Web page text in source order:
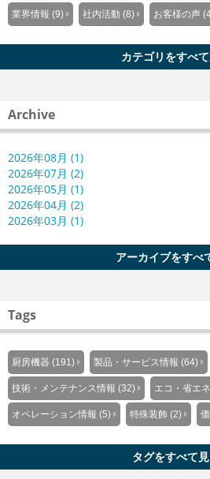
業界情報 (9) 社内活動 (8) お客様の声
カテゴリをすべ
Archive
2026年08月 (1)
2026年07月 (2)
2026年05月 (1)
2026年04月 (2)
2026年03月 (1)
アーカイブをすべ
Tags
厨房機器 (191) 製品・サービス情報 (64)
技術・メンテナンス情報 (32) エコ・省エ
オペレーション情報 (5) 特殊装飾 (2)
タグをすべて